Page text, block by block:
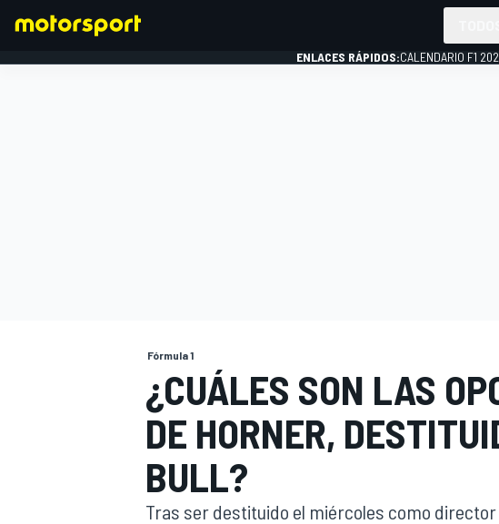
INDYCAR
ENLACES RÁPIDOS:CALENDARIO F1
Fórmula 1
¿CUÁLES SON LAS
DE HORNER,
BULL?
Tras ser destituido el miércoles como